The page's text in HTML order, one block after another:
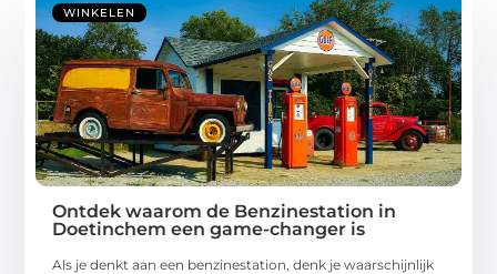
WINKELEN
Ontdek waarom de Benzinestation in
Doetinchem een game-changer is
Als je denkt aan een benzinestation, denk je waarschijnlijk